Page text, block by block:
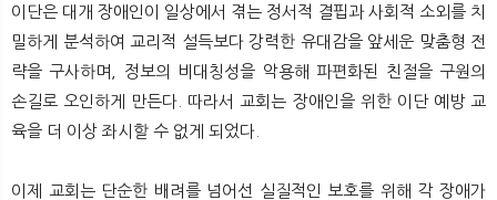
뉴 색
이단은 대개 장애인이 일상에서 겪는 정서적 결핍과 사회적 소외를 치
밀하게 분석하여 교리적 설득보다 강력한 유대감을 앞세운 맞춤형 전
략을 구사하며, 정보의 비대칭성을 악용해 파편화된 친절을 구원의
손길로 오인하게 만든다. 따라서 교회는 장애인을 위한 이단 예방 교
육을 더 이상 좌시할 수 없게 되었다.
이제 교회는 단순한 배려를 넘어선 실질적인 보호를 위해 각 장애가